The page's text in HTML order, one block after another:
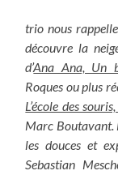
trio nous
découvre la
d’Ana Ana, Un
Roques ou plus
L’école des
Marc Boutavant.
les douces et
Sebastian